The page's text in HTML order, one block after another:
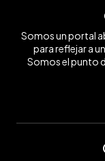
Somos un portal
para reflejar a
Somos el punto